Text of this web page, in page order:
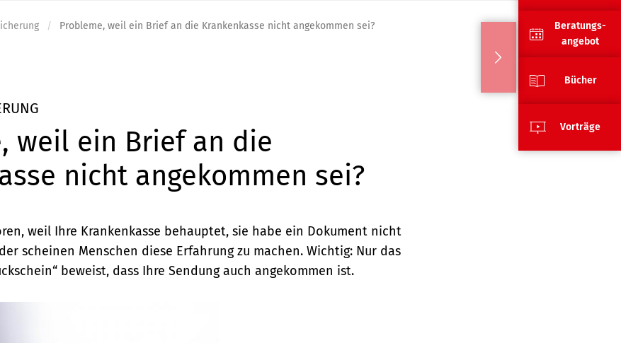
Probleme, weil ein Brief an die Krankenkasse nicht angekommen sei?
weil ein Brief an die
nicht angekommen sei?
weil Ihre Krankenkasse behauptet, sie habe ein Dokument nicht
scheinen Menschen diese Erfahrung zu machen. Wichtig: Nur das
beweist, dass Ihre Sendung auch angekommen ist.
Beratungs-
angebot
Bücher
Vorträge